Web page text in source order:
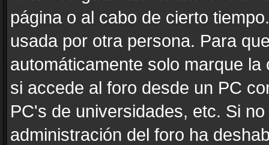
página o al cabo de cierto
usada por otra persona. Para
automáticamente solo marque
si accede al foro desde un PC
PC's de universidades, etc. Si
administración del foro ha